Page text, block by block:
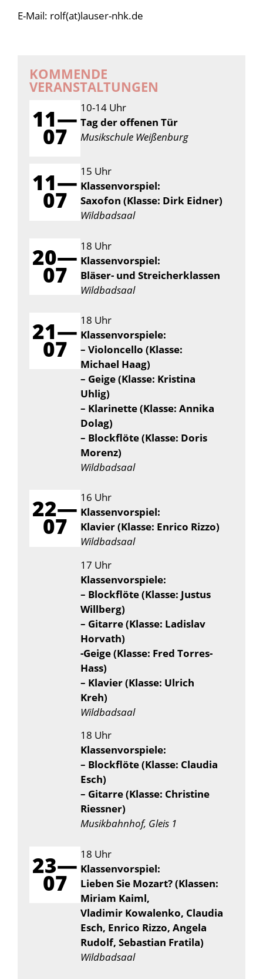
E-Mail: rolf(at)lauser-nhk.de
KOMMENDE
VERANSTALTUNGEN
11—
07
10-14 Uhr
Tag der offenen Tür
Musikschule Weißenburg
11—
07
15 Uhr
Klassenvorspiel:
Saxofon (Klasse: Dirk Eidner)
Wildbadsaal
20—
07
18 Uhr
Klassenvorspiel:
Bläser- und Streicherklassen
Wildbadsaal
21—
07
18 Uhr
Klassenvorspiele:
– Violoncello (Klasse:
Michael Haag)
– Geige (Klasse: Kristina
Uhlig)
– Klarinette (Klasse: Annika
Dolag)
– Blockflöte (Klasse: Doris
Morenz)
Wildbadsaal
22—
07
16 Uhr
Klassenvorspiel:
Klavier (Klasse: Enrico Rizzo)
Wildbadsaal
17 Uhr
Klassenvorspiele:
– Blockflöte (Klasse: Justus
Willberg)
– Gitarre (Klasse: Ladislav
Horvath)
-Geige (Klasse: Fred Torres-
Hass)
– Klavier (Klasse: Ulrich
Kreh)
Wildbadsaal
18 Uhr
Klassenvorspiele:
– Blockflöte (Klasse: Claudia
Esch)
– Gitarre (Klasse: Christine
Riessner)
Musikbahnhof, Gleis 1
23—
07
18 Uhr
Klassenvorspiel:
Lieben Sie Mozart? (Klassen:
Miriam Kaiml,
Vladimir Kowalenko, Claudia
Esch, Enrico Rizzo, Angela
Rudolf, Sebastian Fratila)
Wildbadsaal